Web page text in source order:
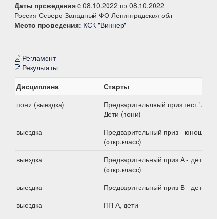
Даты проведения c 08.10.2022 по 08.10.2022
Россия Северо-Западный ФО Ленинградская обл
Место проведения: КСК "Виннер"
Регламент
Результаты
Дисциплина
Старты
пони (выездка)
Предварительлный приз тест "А".
Дети (пони)
выездка
Предварительный приз - юноши
(откр.класс)
выездка
Предварительный приз А - дети
(откр.класс)
выездка
Предварительный приз В - дети
выездка
ПП А, дети